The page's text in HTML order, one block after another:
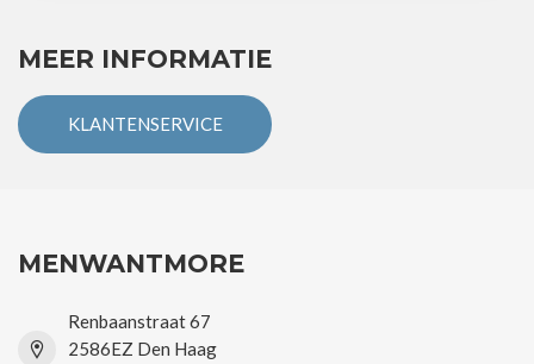
MEER INFORMATIE
KLANTENSERVICE
MENWANTMORE
Renbaanstraat 67
2586EZ Den Haag